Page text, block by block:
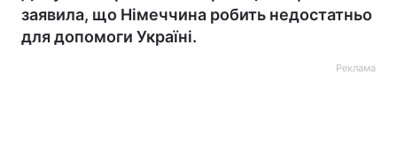
заявила, що Німеччина робить недостатньо
для допомоги Україні.
Реклама